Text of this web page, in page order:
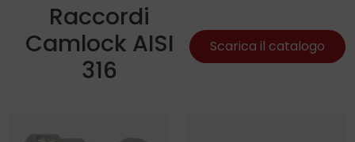
Raccordi
Camlock AISI
316
Scarica il catalogo